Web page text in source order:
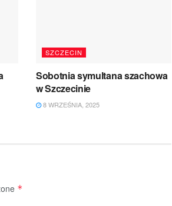
SZCZECIN
Sobotnia symultana szachowa
w Szczecinie
8 WRZEŚNIA, 2025
*